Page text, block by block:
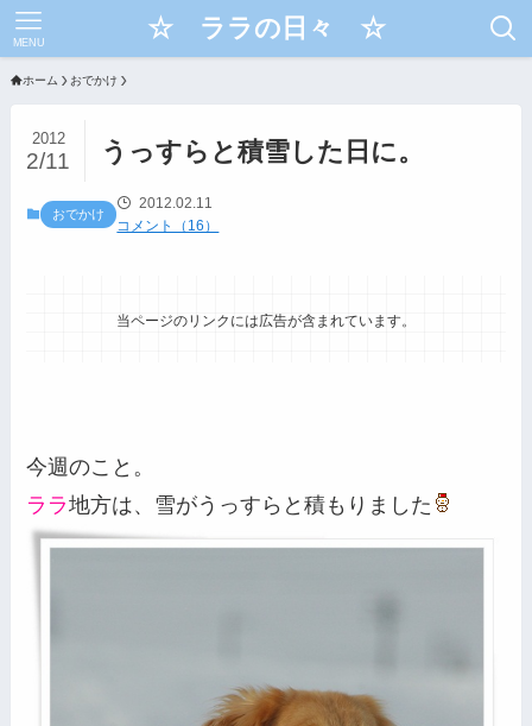
☆ ララの日々 ☆
MENU
ホーム おでかけ
うっすらと積雪した日に。
2012
2/11
おでかけ
2012.02.11
コメント（16）
当ページのリンクには広告が含まれています。
今週のこと。
ララ地方は、雪がうっすらと積もりました